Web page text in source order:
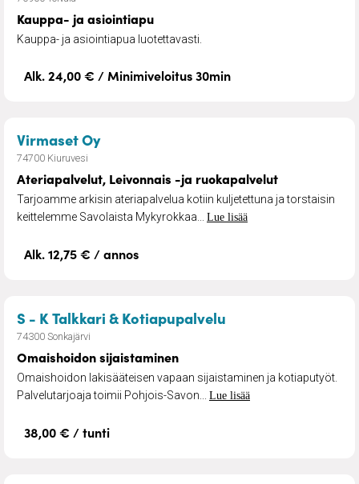
Kauppa- ja asiointiapu
Kauppa- ja asiointiapua luotettavasti.
Alk. 24,00 € / Minimiveloitus 30min
Virmaset Oy– Ateriapalvelut, Leivonnais -ja
74700 Kiuruvesi
Ateriapalvelut, Leivonnais -ja ruokapalvelut
Tarjoamme arkisin ateriapalvelua kotiin kuljetettuna ja torstaisin
keittelemme Savolaista Mykyrokkaa... Lue lisää
Alk. 12,75 € / annos
S - K Talkkari & Kotiapupalvelu
74300 Sonkajärvi
Omaishoidon sijaistaminen
Omaishoidon lakisääteisen vapaan sijaistaminen ja kotiaputyöt.
Palvelutarjoaja toimii Pohjois-Savon... Lue lisää
38,00 € / tunti